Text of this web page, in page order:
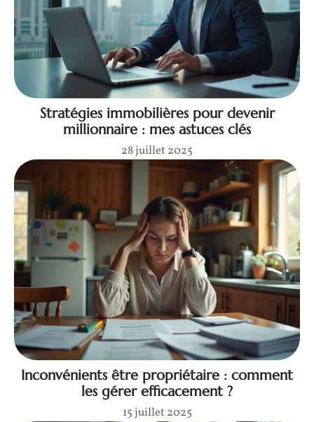
Stratégies immobilières pour devenir
millionnaire : mes astuces clés
28 juillet 2025
Inconvénients être propriétaire : comment
les gérer efficacement ?
15 juillet 2025